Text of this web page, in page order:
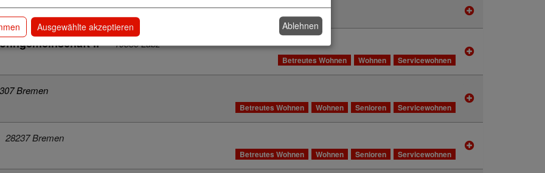
II 19386 Lübz
Betreutes Wohnen Wohnen Servicewohnen
Bremen
Betreutes Wohnen Wohnen Senioren Servicewohnen
28237 Bremen
Betreutes Wohnen Wohnen Senioren Servicewohnen
Ausgewählte akzeptieren Ablehnen